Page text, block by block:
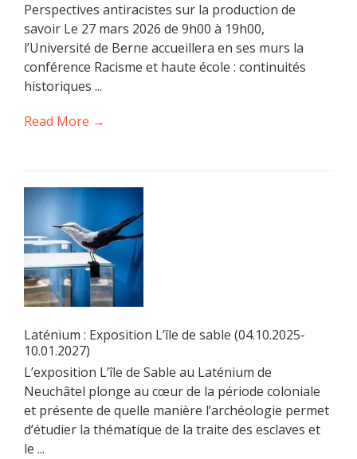
Perspectives antiracistes sur la production de
savoir Le 27 mars 2026 de 9h00 à 19h00,
l’Université de Berne accueillera en ses murs la
conférence Racisme et haute école : continuités
historiques ...
Read More →
Laténium : Exposition L’île de sable (04.10.2025-
10.01.2027)
L’exposition L’île de Sable au Laténium de
Neuchâtel plonge au cœur de la période coloniale
et présente de quelle manière l’archéologie permet
d’étudier la thématique de la traite des esclaves et
le ...